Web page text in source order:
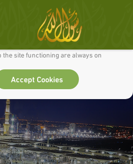
and so we can continually improve it.
site functioning are always on
Accept Cookies